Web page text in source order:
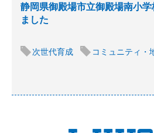
静岡県御殿場市立御殿場南小
ました
次世代育成 コミュニティ・